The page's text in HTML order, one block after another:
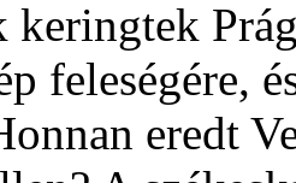
keringtek
feleségére,
eredt